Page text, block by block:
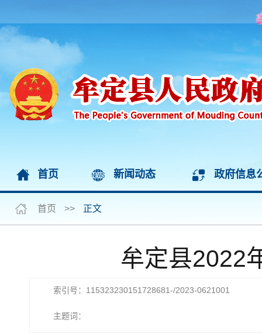
首页 新闻动态 政府信息
首页 >> 正文
牟定县2022
索引号：115323230151728681-/2023-0621001
主题词：